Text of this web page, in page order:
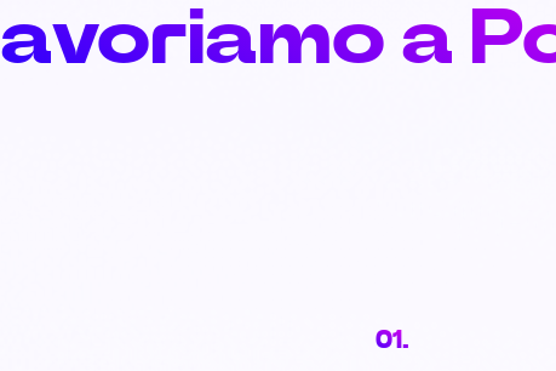
lavoriamo a
01.